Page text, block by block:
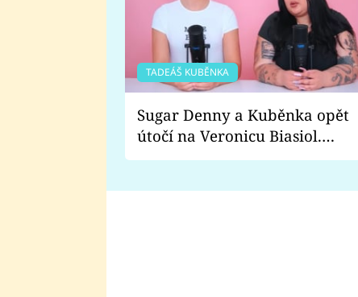
TADEÁŠ KUBĚNKA
Sugar Denny a Kuběnka opět
útočí na Veronicu Biasiol.
Proč je podle nich falešná a